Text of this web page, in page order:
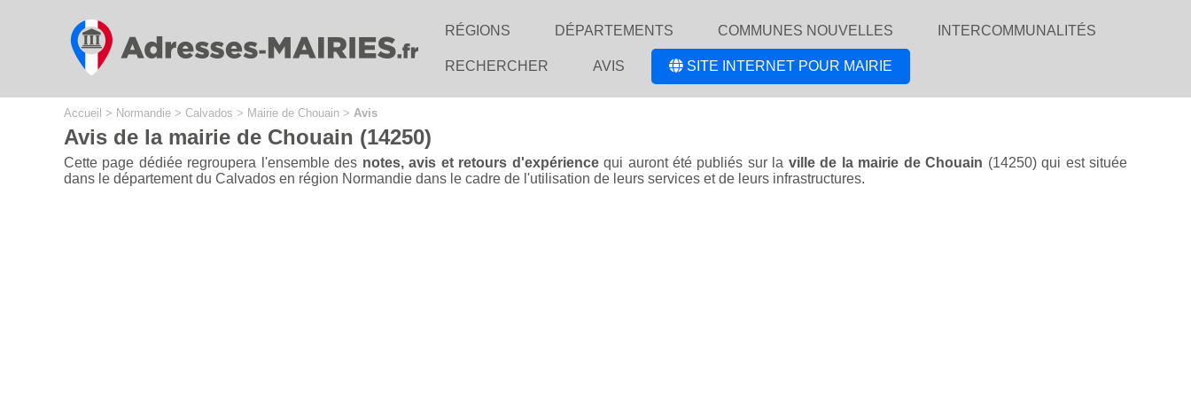
RÉGIONS DÉPARTEMENTS COMMUNES NOUVELLES INTERCOMMUNALITÉS
RECHERCHER AVIS SITE INTERNET POUR MAIRIE
Accueil > Normandie > Calvados > Mairie de Chouain > Avis
Avis de la mairie de Chouain (14250)
Cette page dédiée regroupera l'ensemble des notes, avis et retours d'expériencequi auront été publiés sur la ville de la mairie de Chouain (14250) qui est située
dans le département du Calvados en région Normandie dans le cadre de l'utilisation de leurs services et de leurs infrastructures.